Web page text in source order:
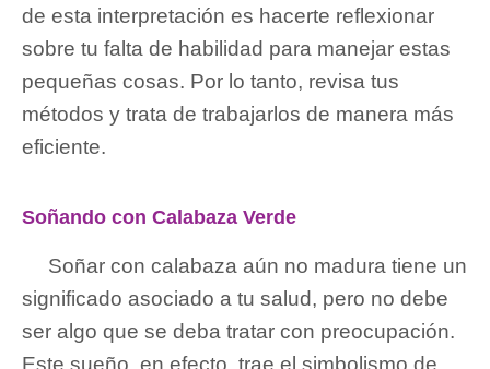
de esta interpretación es hacerte reflexionar
sobre tu falta de habilidad para manejar estas
pequeñas cosas. Por lo tanto, revisa tus
métodos y trata de trabajarlos de manera más
eficiente.
Soñando con Calabaza Verde
Soñar con calabaza aún no madura tiene un
significado asociado a tu salud, pero no debe
ser algo que se deba tratar con preocupación.